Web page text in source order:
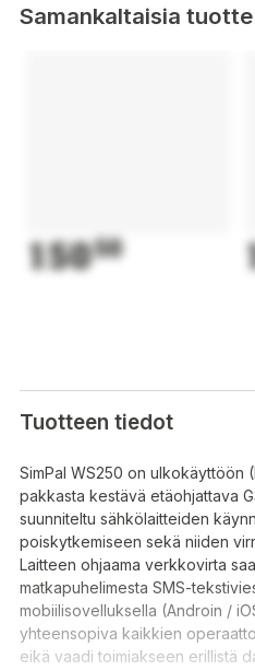
Samankaltaisia
15050
Tuotteen tiedot
SimPal WS250 on ulkokäyttöön
pakkasta kestävä etäohjattava
suunniteltu sähkölaitteiden
poiskytkemiseen sekä niiden
Laitteen ohjaama verkkovirta
matkapuhelimesta SMS-
mobiilisovelluksella (Androin /
yhteensopiva kaikkien
eikä vaadi toimiakseen erillistä